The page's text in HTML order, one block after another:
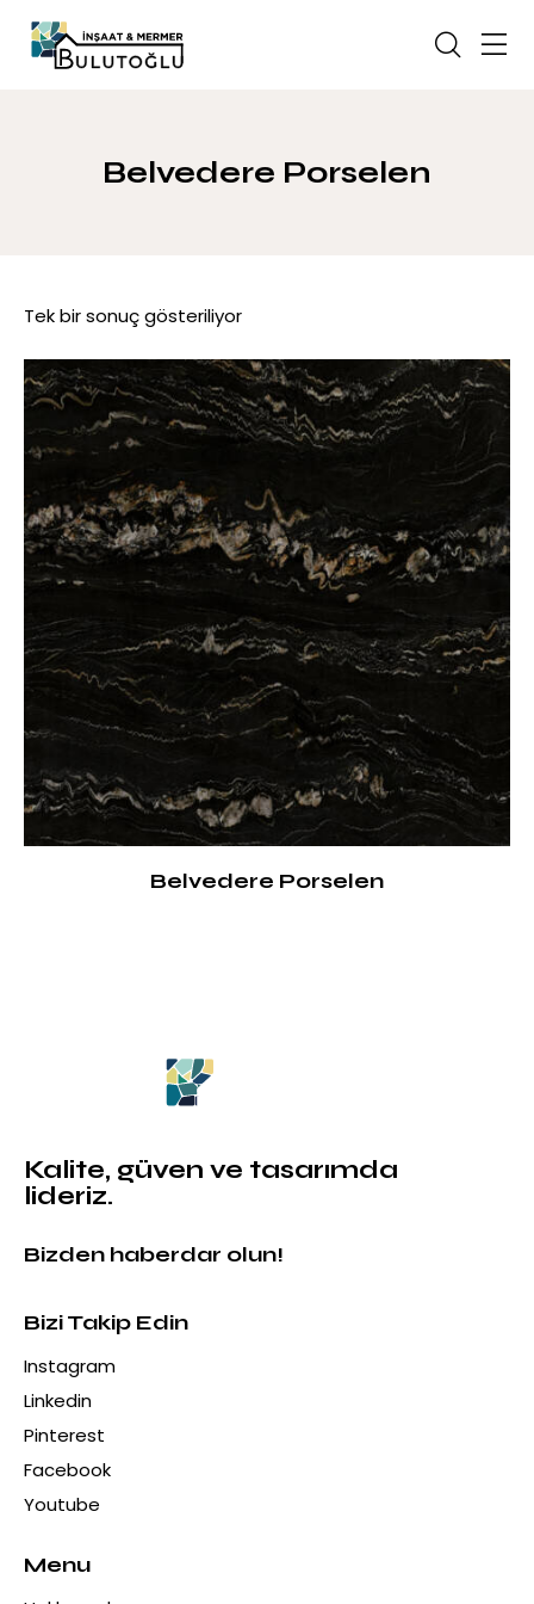
Belvedere Porselen
Tek bir sonuç gösteriliyor
Belvedere Porselen
Kalite, güven ve tasarımda
lideriz.
Bizden haberdar olun!
Bizi Takip Edin
Instagram
Linkedin
Pinterest
Facebook
Youtube
Menu